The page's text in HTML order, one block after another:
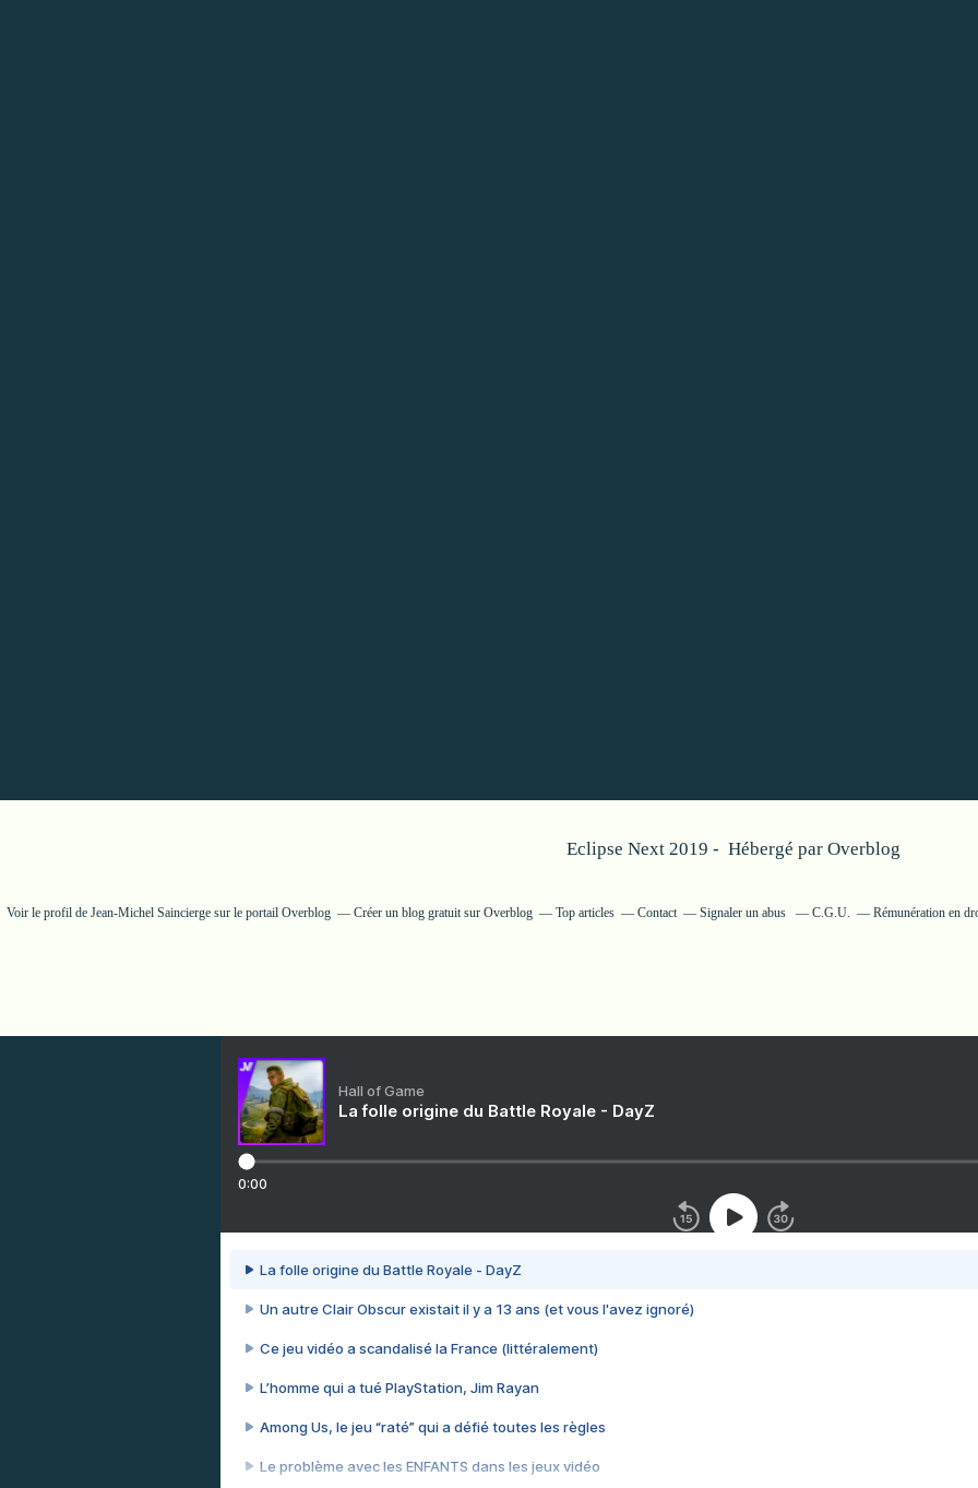
Eclipse Next 2019 - Hébergé par Overblog
Voir le profil de Jean-Michel Sainciergesur le portail Overblog Créer un blog gratuit sur Overblog Top articles Contact Signaler un abus C.G.U. Rémunération en
Hall of Game
La folle origine du Battle Royale - DayZ
0:00
La folle origine du Battle Royale - DayZ
Un autre Clair Obscur existait il y a 13 ans (et vous l'avez ignoré)
Ce jeu vidéo a scandalisé la France (littéralement)
L’homme qui a tué PlayStation, Jim Rayan
Among Us, le jeu “raté” qui a défié toutes les règles
Le problème avec les ENFANTS dans les jeux vidéo